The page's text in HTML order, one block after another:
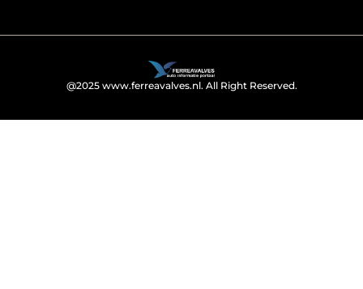
@2025 www.ferreavalves.nl. All Right Reserved.